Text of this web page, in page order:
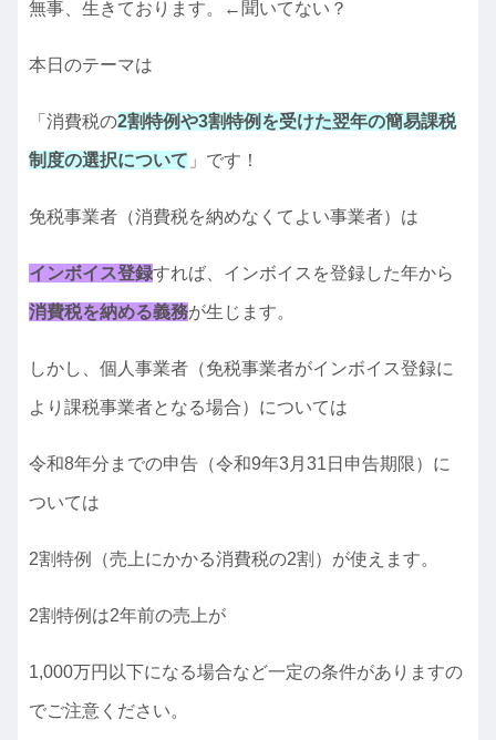
無事、生きております。←聞いてない？
本日のテーマは
「消費税の2割特例や3割特例を受けた翌年の簡易課税
制度の選択について 」です！
免税事業者（消費税を納めなくてよい事業者）は
インボイス登録すれば、インボイスを登録した年から
消費税を納める義務が生じます。
しかし、個人事業者（免税事業者がインボイス登録に
より課税事業者となる場合）については
令和8年分までの申告（令和9年3月31日申告期限）に
ついては
2割特例（売上にかかる消費税の2割）が使えます。
2割特例は2年前の売上が
1,000万円以下になる場合など一定の条件がありますの
でご注意ください。